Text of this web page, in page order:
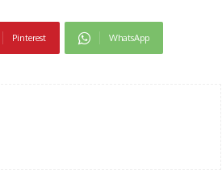
Pinterest WhatsApp